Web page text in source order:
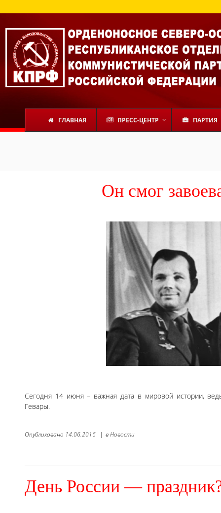
ГЛАВНАЯ ПРЕСС-ЦЕНТР ПАРТИЯ
Он смог
Сегодня 14 июня – важная дата в мировой истории,
Гевары.
Опубликовано 14.06.2016 | вНовости
День России —